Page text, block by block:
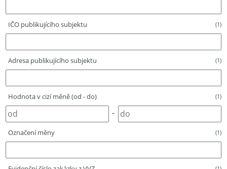
IČO publikujícího subjektu (1)
Adresa publikujícího subjektu (1)
Hodnota v cizí měně (od - do) (1)
-
Označení měny (1)